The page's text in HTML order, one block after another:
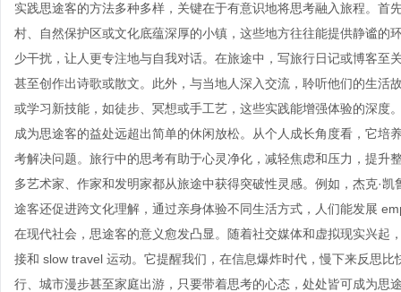
实践思途客的方法多种多样，关键在于有意识地将思考融入旅程。
村、自然保护区或文化底蕴深厚的小镇，这些地方往往能提供静谧的
少干扰，让人更专注地与自我对话。在旅途中，写旅行日记或博客
甚至创作出诗歌或散文。此外，与当地人深入交流，聆听他们的生活
或学习新技能，如徒步、冥想或手工艺，这些实践能增强体验的深度
成为思途客的益处远超出简单的休闲放松。从个人成长角度看，它
考解决问题。旅行中的思考有助于心灵净化，减轻焦虑和压力，提升
多艺术家、作家和发明家都从旅途中获得突破性灵感。例如，杰克·
途客还促进跨文化理解，通过亲身体验不同生活方式，人们能发展
在现代社会，思途客的意义愈发凸显。随着社交媒体和虚拟现实兴起
接和 slow travel 运动。它提醒我们，在信息爆炸时代，慢下来反思
行、城市漫步甚至家庭出游，只要带着思考的心态，处处皆可成为